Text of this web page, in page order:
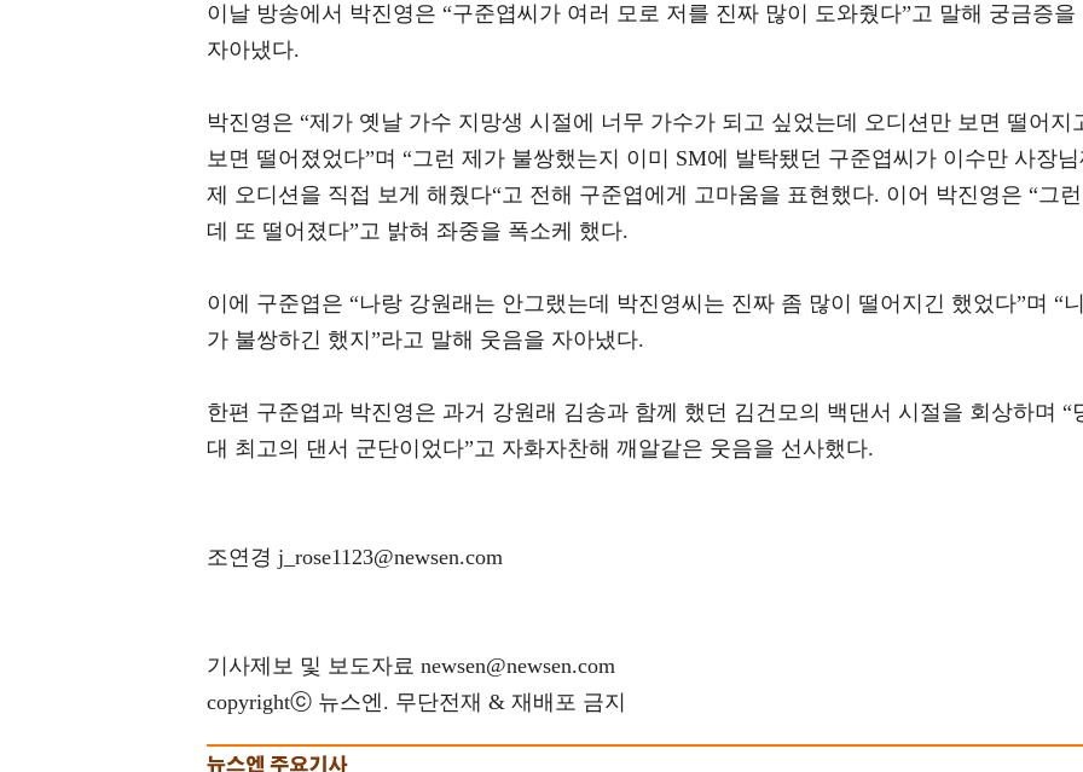
이날 방송에서 박진영은 “구준엽씨가 여러 모로 저를 진짜 많이 도와줬다”고 말해 궁금증을
자아냈다.
박진영은 “제가 옛날 가수 지망생 시절에 너무 가수가 되고 싶었는데 오디션만 보면 떨어지
보면 떨어졌었다”며 “그런 제가 불쌍했는지 이미 SM에 발탁됐던 구준엽씨가 이수만 사장
제 오디션을 직접 보게 해줬다“고 전해 구준엽에게 고마움을 표현했다. 이어 박진영은 “그런
데 또 떨어졌다”고 밝혀 좌중을 폭소케 했다.
이에 구준엽은 “나랑 강원래는 안그랬는데 박진영씨는 진짜 좀 많이 떨어지긴 했었다”며 “
가 불쌍하긴 했지”라고 말해 웃음을 자아냈다.
한편 구준엽과 박진영은 과거 강원래 김송과 함께 했던 김건모의 백댄서 시절을 회상하며 “
대 최고의 댄서 군단이었다”고 자화자찬해 깨알같은 웃음을 선사했다.
조연경 j_rose1123@newsen.com
기사제보 및 보도자료 newsen@newsen.com
copyrightⓒ 뉴스엔. 무단전재 & 재배포 금지